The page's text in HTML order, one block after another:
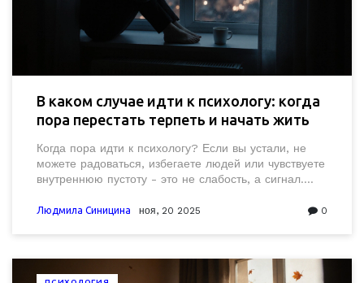
В каком случае идти к психологу: когда
пора перестать терпеть и начать жить
Когда пора идти к психологу? Если вы устали, не
можете радоваться, избегаете людей или чувствуете
внутреннюю пустоту - это не слабость, а сигнал.
совет.
Людмила Синицина ноя, 20 2025 0